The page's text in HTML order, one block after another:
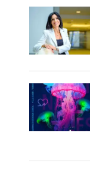
AVVISO